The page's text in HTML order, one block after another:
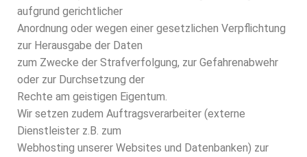
aufgrund gerichtlicher
Anordnung oder wegen einer gesetzlichen Verpflichtung
zur Herausgabe der Daten
zum Zwecke der Strafverfolgung, zur Gefahrenabwehr
oder zur Durchsetzung der
Rechte am geistigen Eigentum.
Wir setzen zudem Auftragsverarbeiter (externe
Dienstleister z.B. zum
Webhosting unserer Websites und Datenbanken) zur